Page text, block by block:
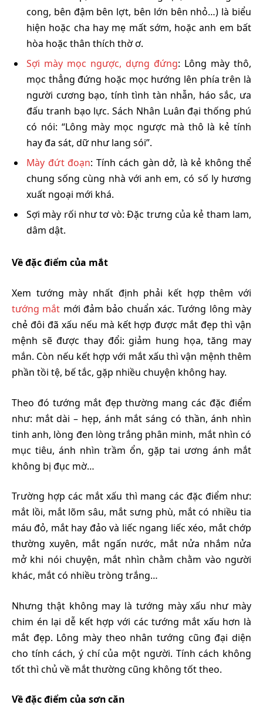
cong, bên đậm bên lợt, bên lớn bên nhỏ…) là biểu
hiện hoặc cha hay mẹ mất sớm, hoặc anh em bất
hòa hoặc thân thích thờ ơ.
Sợi mày mọc ngược, dựng đứng: Lông mày thô,
mọc thẳng đứng hoặc mọc hướng lên phía trên là
người cương bạo, tính tình tàn nhẫn, háo sắc, ưa
đấu tranh bạo lực. Sách Nhân Luân đại thống phú
có nói: “Lông mày mọc ngược mà thô là kẻ tính
hay đa sát, dữ như lang sói”.
Mày đứt đoạn: Tính cách gàn dở, là kẻ không thể
chung sống cùng nhà với anh em, có số ly hương
xuất ngoại mới khá.
Sợi mày rối như tơ vò: Đặc trưng của kẻ tham lam,
dâm dật.
Về đặc điểm của mắt
Xem tướng mày nhất định phải kết hợp thêm với
tướng mắt mới đảm bảo chuẩn xác. Tướng lông mày
chẻ đôi đã xấu nếu mà kết hợp được mắt đẹp thì vận
mệnh sẽ được thay đổi: giảm hung họa, tăng may
mắn. Còn nếu kết hợp với mắt xấu thì vận mệnh thêm
phần tồi tệ, bế tắc, gặp nhiều chuyện không hay.
Theo đó tướng mắt đẹp thường mang các đặc điểm
như: mắt dài – hẹp, ánh mắt sáng có thần, ánh nhìn
tinh anh, lòng đen lòng trắng phân minh, mắt nhìn có
mục tiêu, ánh nhìn trầm ổn, gặp tai ương ánh mắt
không bị đục mờ…
Trường hợp các mắt xấu thì mang các đặc điểm như:
mắt lồi, mắt lõm sâu, mắt sưng phù, mắt có nhiều tia
máu đỏ, mắt hay đảo và liếc ngang liếc xéo, mắt chớp
thường xuyên, mắt ngấn nước, mắt nửa nhắm nửa
mở khi nói chuyện, mắt nhìn chằm chằm vào người
khác, mắt có nhiều tròng trắng…
Nhưng thật không may là tướng mày xấu như mày
chim én lại dễ kết hợp với các tướng mắt xấu hơn là
mắt đẹp. Lông mày theo nhân tướng cũng đại diện
cho tính cách, ý chí của một người. Tính cách không
tốt thì chủ về mắt thường cũng không tốt theo.
Về đặc điểm của sơn căn